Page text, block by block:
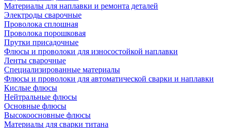
Материалы для наплавки и ремонта деталей
Электроды сварочные
Проволока сплошная
Проволока порошковая
Прутки присадочные
Флюсы и проволоки для износостойкой наплавки
Ленты сварочные
Специализированные материалы
Флюсы и проволоки для автоматической сварки и наплавки
Кислые флюсы
Нейтральные флюсы
Основные флюсы
Высокоосновные флюсы
Материалы для сварки титана